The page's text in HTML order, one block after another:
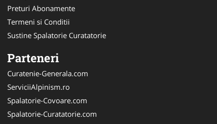
Preturi Abonamente
Termeni si Conditii
Sustine Spalatorie Curatatorie
Parteneri
Curatenie-Generala.com
ServiciiAlpinism.ro
Spalatorie-Covoare.com
Spalatorie-Curatatorie.com